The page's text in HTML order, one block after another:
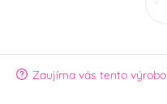
Zaujíma vás tento